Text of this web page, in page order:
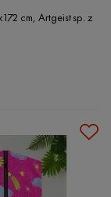
cm, Artgeist sp. z